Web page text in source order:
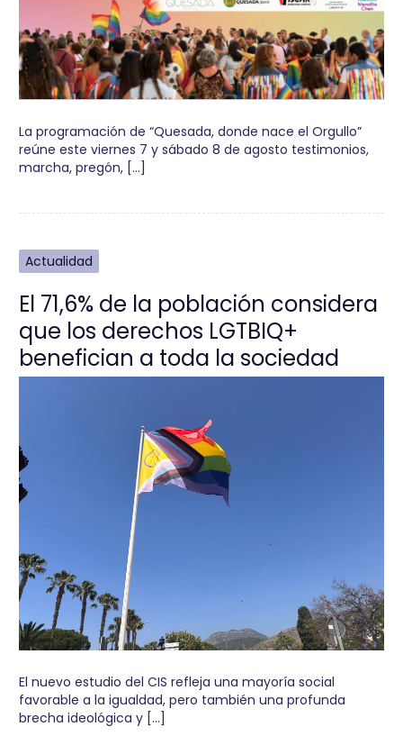
La programación de “Quesada, donde nace el Orgullo”
reúne este viernes 7 y sábado 8 de agosto testimonios,
marcha, pregón, […]
Actualidad
El 71,6% de la población considera
que los derechos LGTBIQ+
benefician a toda la sociedad
El nuevo estudio del CIS refleja una mayoría social
favorable a la igualdad, pero también una profunda
brecha ideológica y […]